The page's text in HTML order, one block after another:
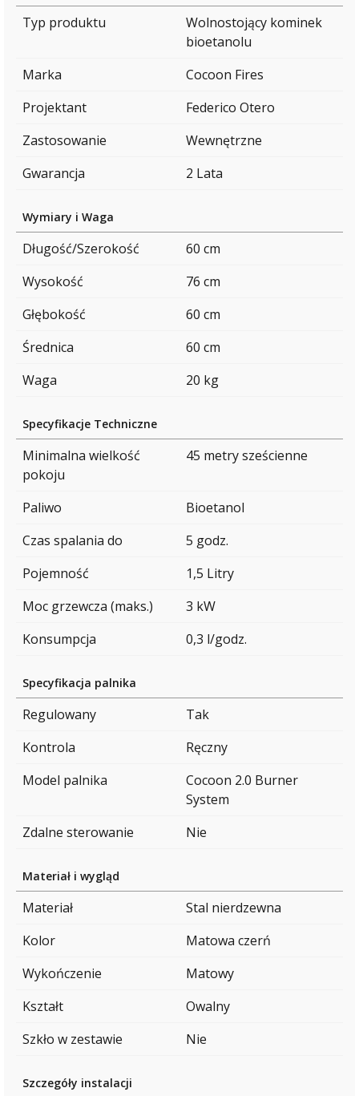
Typ produktu
Wolnostojący kominek
bioetanolu
Marka
Cocoon Fires
Projektant
Federico Otero
Zastosowanie
Wewnętrzne
Gwarancja
2 Lata
Wymiary i Waga
Długość/Szerokość
60 cm
Wysokość
76 cm
Głębokość
60 cm
Średnica
60 cm
Waga
20 kg
Specyfikacje Techniczne
Minimalna wielkość
pokoju
45 metry sześcienne
Paliwo
Bioetanol
Czas spalania do
5 godz.
Pojemność
1,5 Litry
Moc grzewcza (maks.)
3 kW
Konsumpcja
0,3 l/godz.
Specyfikacja palnika
Regulowany
Tak
Kontrola
Ręczny
Model palnika
Cocoon 2.0 Burner
System
Zdalne sterowanie
Nie
Materiał i wygląd
Materiał
Stal nierdzewna
Kolor
Matowa czerń
Wykończenie
Matowy
Kształt
Owalny
Szkło w zestawie
Nie
Szczegóły instalacji